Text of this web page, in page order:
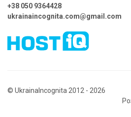
+38 050 9364428
ukrainaincognita.com@gmail.com
© UkrainaIncognita 2012 - 2026